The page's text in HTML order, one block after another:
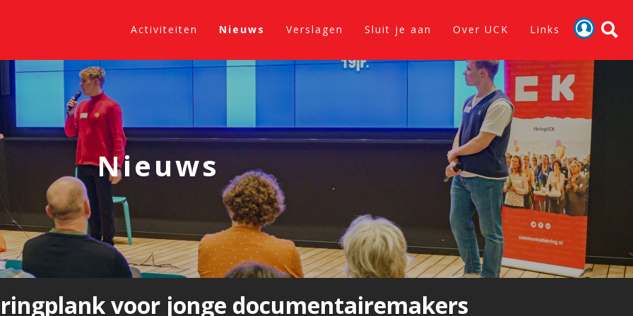
Activiteiten Nieuws Verslagen Sluit je aan Over UCK Links
Nieuws
voor jonge documentairemakers
Activiteiten
Nieuws
Verslagen
Sluit je aan
Over UCK
Links